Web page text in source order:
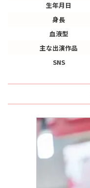
生年月日
身長
血液型
主な出演作品
SNS